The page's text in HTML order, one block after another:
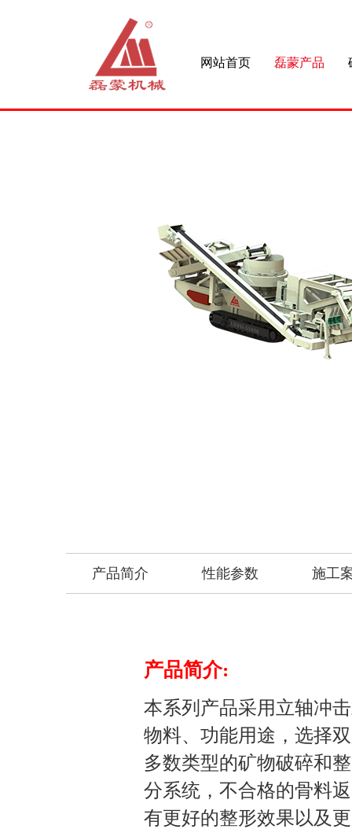
网站首页 磊蒙产品
产品简介 性能参数 施工
产品简介:
本系列产品采用立轴冲
物料、功能用途，选择
多数类型的矿物破碎和
分系统，不合格的骨料
有更好的整形效果以及